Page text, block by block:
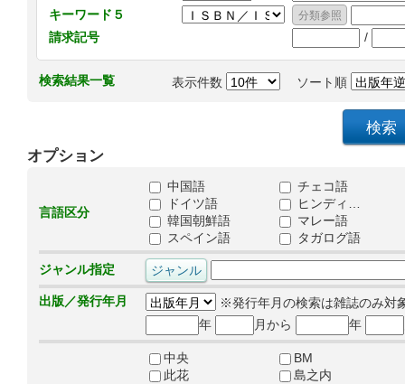
キーワード５
請求記号
/
検索結果一覧 表示件数 ソート順
オプション
言語区分
中国語
チェコ語
ドイツ語
ヒンディ…
韓国朝鮮語
マレー語
スペイン語
タガログ語
ジャンル指定
出版／発行年月
※発行年月の検索は雑誌のみ対
年
月から 年
中央
BM
此花
島之内